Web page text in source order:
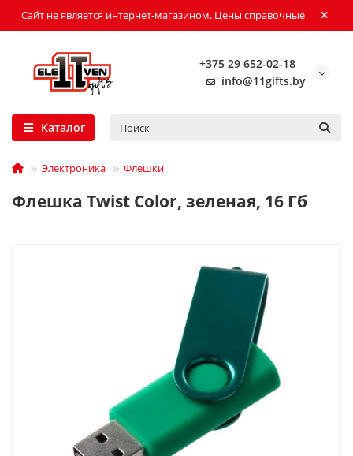
Сайт не является интернет-магазином. Цены справочные
+375 29 652-02-18
info@11gifts.by
Каталог
Электроника Флешки
Флешка Twist Color, зеленая, 16 Гб